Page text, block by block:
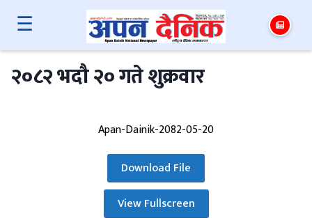
☰
२०८२ भदौ २० गते शुक्रवार
Apan-Dainik-2082-05-20
Download File
View Fullscreen